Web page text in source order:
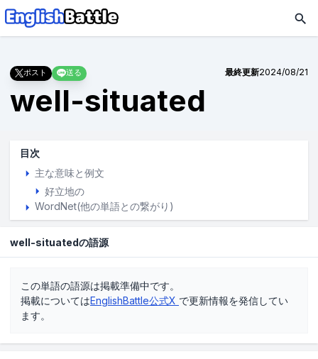
ポスト 送る 最終更新2024/08/21
well-situated
目次
主な意味と例文
好立地の
WordNet(他の単語との繋がり)
well-situatedの語源
この単語の語源は掲載準備中です。
掲載についてはEnglishBattle公式X で更新情報を発信してい
ます。